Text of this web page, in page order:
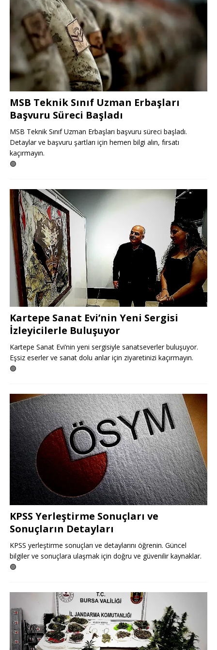
MSB Teknik Sınıf Uzman Erbaşları
Başvuru Süreci Başladı
MSB Teknik Sınıf Uzman Erbaşları başvuru süreci başladı.
Detaylar ve başvuru şartları için hemen bilgi alın, fırsatı
kaçırmayın.
🟢
Kartepe Sanat Evi’nin Yeni Sergisi
İzleyicilerle Buluşuyor
Kartepe Sanat Evi’nin yeni sergisiyle sanatseverler buluşuyor.
Eşsiz eserler ve sanat dolu anlar için ziyaretinizi kaçırmayın.
🟢
KPSS Yerleştirme Sonuçları ve
Sonuçların Detayları
KPSS yerleştirme sonuçları ve detaylarını öğrenin. Güncel
bilgiler ve sonuçlara ulaşmak için doğru ve güvenilir kaynaklar.
🟢